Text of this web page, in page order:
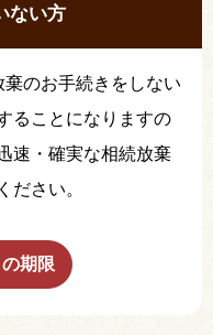
ない方
のお手続きをしない
ることになりますの
速・確実な相続放棄
ださい。
期限